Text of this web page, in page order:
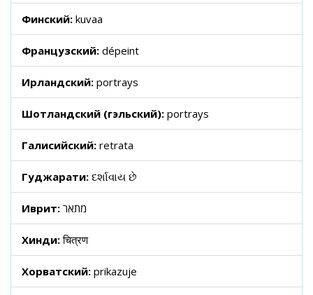
Финский: kuvaa
Французский: dépeint
Ирландский: portrays
Шотландский (гэльский): portrays
Галисийский: retrata
Гуджарати: દર્શાવાય છે
Иврит: מתאר
Хинди:चित्रण
Хорватский: prikazuje